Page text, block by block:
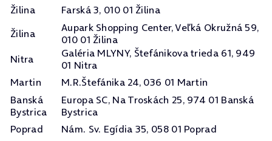
Žilina
Farská 3, 010 01 Žilina
Žilina
Aupark Shopping Center, Veľká Okružná 59,
010 01 Žilina
Nitra
Galéria MLYNY, Štefánikova trieda 61, 949
01 Nitra
Martin
M.R.Štefánika 24, 036 01 Martin
Banská
Bystrica
Europa SC, Na Troskách 25, 974 01 Banská
Bystrica
Poprad
Nám. Sv. Egídia 35, 058 01 Poprad